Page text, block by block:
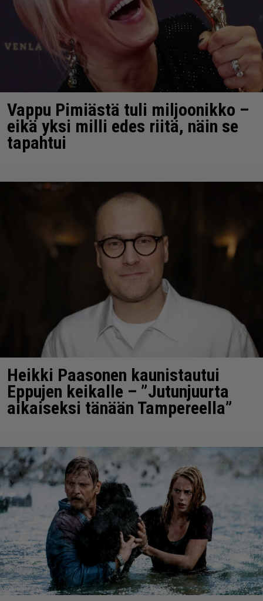
Vappu Pimiästä tuli miljoonikko –
eikä yksi milli edes riitä, näin se
tapahtui
Heikki Paasonen kaunistautui
Eppujen keikalle – ”Jutunjuurta
aikaiseksi tänään Tampereella”